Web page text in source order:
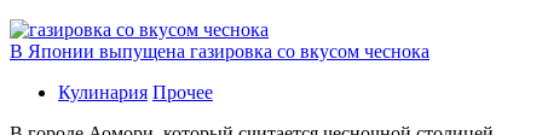
В Японии выпущена газировка со вкусом чеснока
Кулинария Прочее